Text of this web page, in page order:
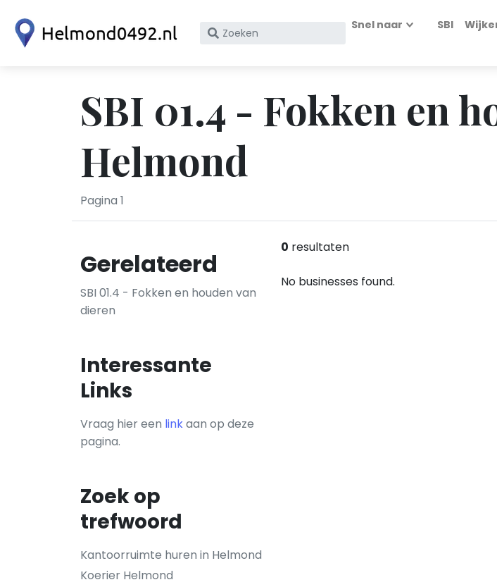
Zoek
KvK
nummer
Snel naar SBI
SBI 01.4 - Fokken en
Helmond
Pagina 1
Gerelateerd
SBI 01.4 - Fokken en houden van
dieren
Interessante
Links
Vraag hier een linkaan op deze
pagina.
Zoek op
trefwoord
Kantoorruimte huren in Helmond
Koerier Helmond
0 resultaten
No businesses found.